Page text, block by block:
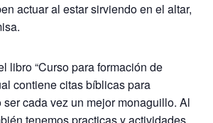
actuar al estar sirviendo en el altar,
libro “Curso para formación de
contiene citas bíblicas para
ser cada vez un mejor monaguillo. Al